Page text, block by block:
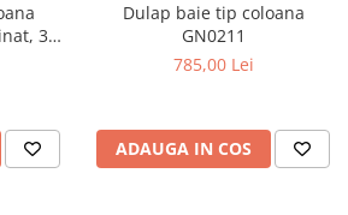
3
Dulap baie tip coloana
GN0211
785,00 Lei
ADAUGA IN COS